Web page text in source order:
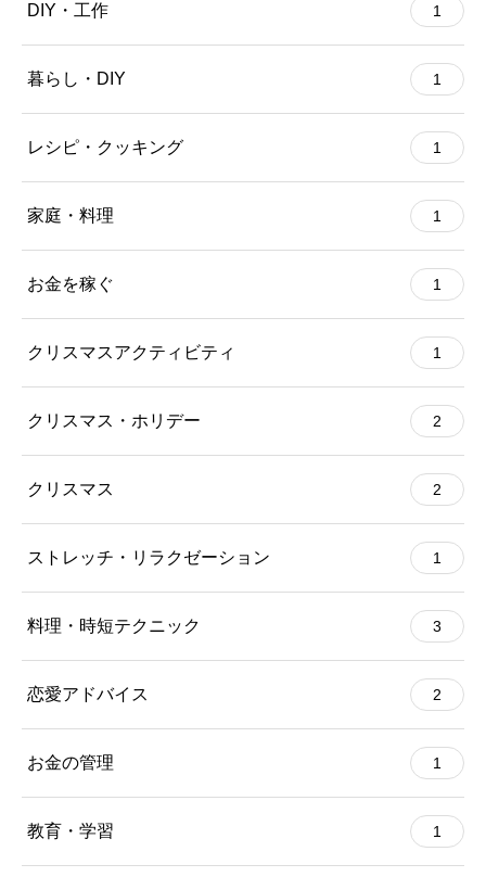
DIY・工作 1
暮らし・DIY 1
レシピ・クッキング 1
家庭・料理 1
お金を稼ぐ 1
クリスマスアクティビティ 1
クリスマス・ホリデー 2
クリスマス 2
ストレッチ・リラクゼーション 1
料理・時短テクニック 3
恋愛アドバイス 2
お金の管理 1
教育・学習 1